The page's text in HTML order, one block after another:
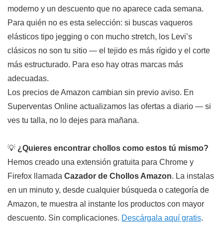
moderno y un descuento que no aparece cada semana.
Para quién no es esta selección: si buscas vaqueros
elásticos tipo jegging o con mucho stretch, los Levi’s
clásicos no son tu sitio — el tejido es más rígido y el corte
más estructurado. Para eso hay otras marcas más
adecuadas.
Los precios de Amazon cambian sin previo aviso. En
Superventas Online actualizamos las ofertas a diario — si
ves tu talla, no lo dejes para mañana.
💡 ¿Quieres encontrar chollos como estos tú mismo?
Hemos creado una extensión gratuita para Chrome y
Firefox llamada Cazador de Chollos Amazon. La instalas
en un minuto y, desde cualquier búsqueda o categoría de
Amazon, te muestra al instante los productos con mayor
descuento. Sin complicaciones. Descárgala aquí gratis.